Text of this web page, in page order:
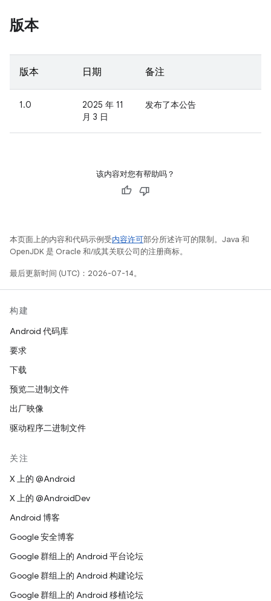
版本
版本 日期 备注
1.0
2025 年 11
月 3 日
发布了本公告
该内容对您有帮助吗？
本页面上的内容和代码示例受内容许可部分所述许可的限制。Java 和
OpenJDK 是 Oracle 和/或其关联公司的注册商标。
最后更新时间 (UTC)：2026-07-14。
构建
Android 代码库
要求
下载
预览二进制文件
出厂映像
驱动程序二进制文件
关注
X 上的 @Android
X 上的 @AndroidDev
Android 博客
Google 安全博客
Google 群组上的 Android 平台论坛
Google 群组上的 Android 构建论坛
Google 群组上的 Android 移植论坛